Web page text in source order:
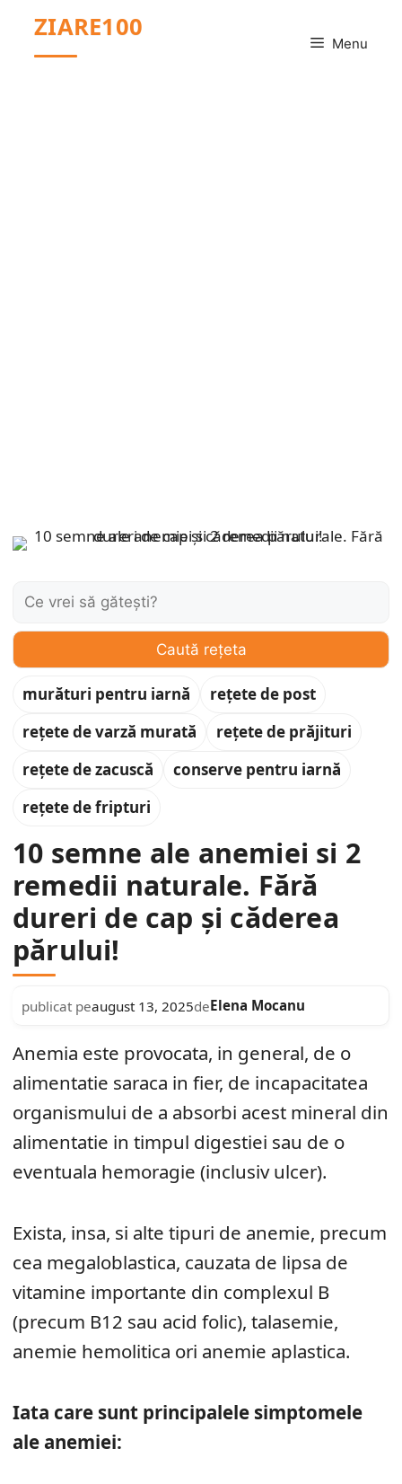
conținut
ZIARE100
Menu
Caută:
Caută rețeta
murături pentru iarnă
rețete de post
rețete de varză murată
rețete de prăjituri
rețete de zacuscă
conserve pentru iarnă
rețete de fripturi
10 semne ale anemiei si 2
remedii naturale. Fără
dureri de cap și căderea
părului!
publicat peaugust 13, 2025deElena Mocanu
Anemia este provocata, in general, de o
alimentatie saraca in fier, de incapacitatea
organismului de a absorbi acest mineral din
alimentatie in timpul digestiei sau de o
eventuala hemoragie (inclusiv ulcer).
Exista, insa, si alte tipuri de anemie, precum
cea megaloblastica, cauzata de lipsa de
vitamine importante din complexul B
(precum B12 sau acid folic), talasemie,
anemie hemolitica ori anemie aplastica.
Iata care sunt principalele simptomele
ale anemiei: